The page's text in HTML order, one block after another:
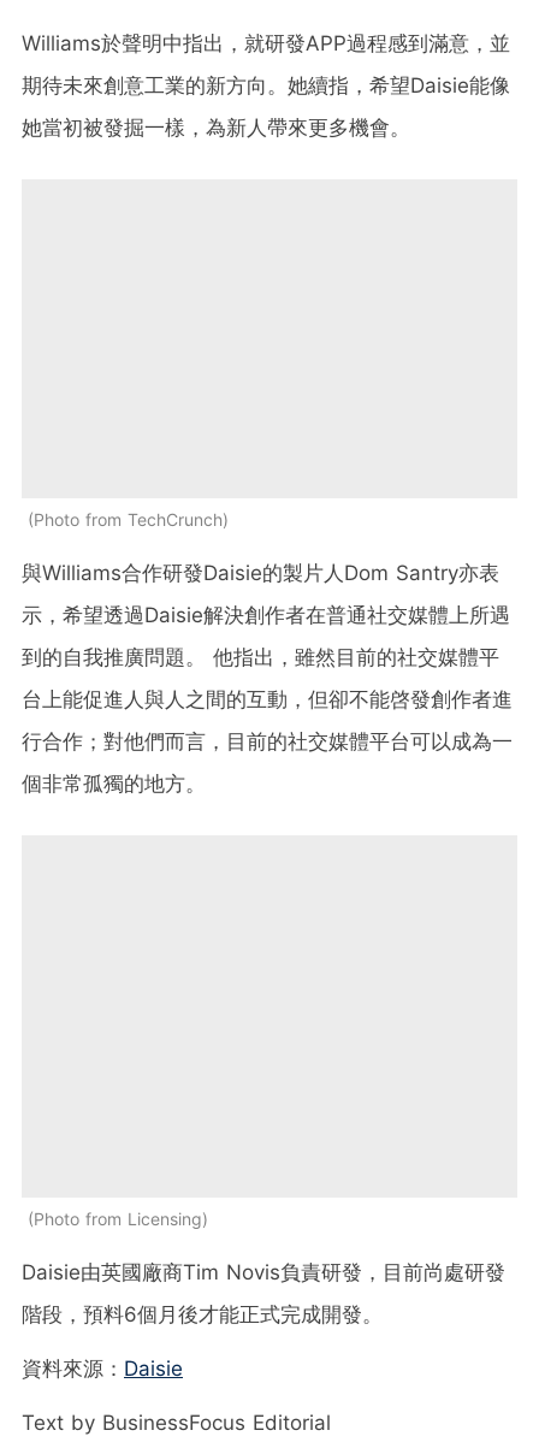
Williams於聲明中指出，就研發APP過程感到滿意，並
期待未來創意工業的新方向。她續指，希望Daisie能像
她當初被發掘一樣，為新人帶來更多機會。
Photo from TechCrunch
與Williams合作研發Daisie的製片人Dom Santry亦表
示，希望透過Daisie解決創作者在普通社交媒體上所遇
到的自我推廣問題。 他指出，雖然目前的社交媒體平
台上能促進人與人之間的互動，但卻不能啓發創作者進
行合作；對他們而言，目前的社交媒體平台可以成為一
個非常孤獨的地方。
Photo from Licensing
Daisie由英國廠商Tim Novis負責研發，目前尚處研發
階段，預料6個月後才能正式完成開發。
資料來源： Daisie
Text by BusinessFocus Editorial